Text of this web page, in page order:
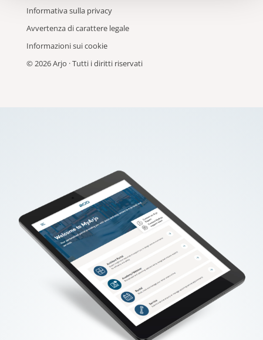
Informativa sulla privacy
Avvertenza di carattere legale
Informazioni sui cookie
© 2026 Arjo · Tutti i diritti riservati